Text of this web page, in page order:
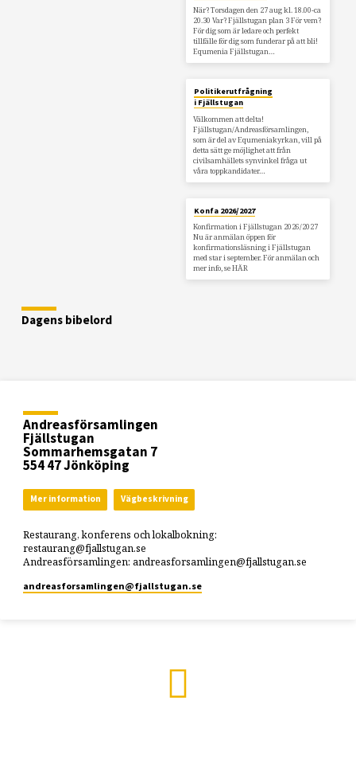
När? Torsdagen den 27 aug kl. 18.00-ca
20.30 Var? Fjällstugan plan 3 För vem?
För dig som är ledare och perfekt
tillfälle för dig som funderar på att bli!
Equmenia Fjällstugan…
Politikerutfrågning
i Fjällstugan
Välkommen att delta!
Fjällstugan/Andreasförsamlingen,
som är del av Equmeniakyrkan, vill på
detta sätt ge möjlighet att från
civilsamhällets synvinkel fråga ut
våra toppkandidater…
Konfa 2026/2027
Konfirmation i Fjällstugan 2026/2027
Nu är anmälan öppen för
konfirmationsläsning i Fjällstugan
med star i september. För anmälan och
mer info, se HÄR
Dagens bibelord
Andreasförsamlingen
Fjällstugan
Sommarhemsgatan 7
554 47 Jönköping
Mer information Vägbeskrivning
Restaurang, konferens och lokalbokning:
restaurang@fjallstugan.se
Andreasförsamlingen: andreasforsamlingen@fjallstugan.se
andreasforsamlingen​@fjallstugan.se